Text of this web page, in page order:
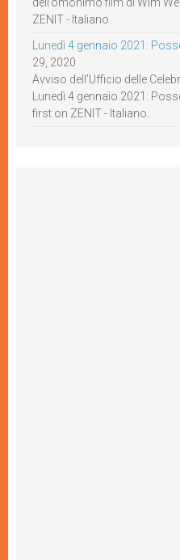
ZENIT - Italiano.
Lunedì 4 gennaio 2021:
29, 2020
Avviso dell’Ufficio delle
Lunedì 4 gennaio 2021:
first on ZENIT - Italiano.